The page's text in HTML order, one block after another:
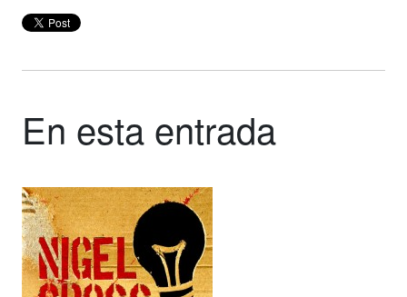
En esta entrada